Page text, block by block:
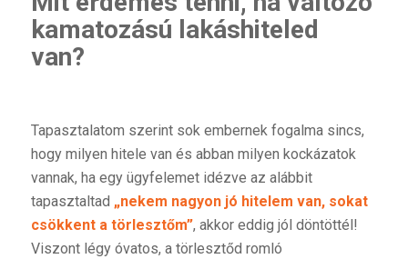
kamatozású lakáshiteled
van?
Tapasztalatom szerint sok embernek fogalma sincs,
hogy milyen hitele van és abban milyen kockázatok
vannak, ha egy ügyfelemet idézve az alábbit
tapasztaltad „nekem nagyon jó hitelem van, sokat
csökkent a törlesztőm”, akkor eddig jól döntöttél!
Viszont légy óvatos, a törlesztőd romló